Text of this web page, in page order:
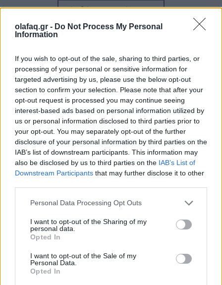
olafaq.gr - Do Not Process My Personal
Information
If you wish to opt-out of the sale, sharing to third parties, or
processing of your personal or sensitive information for
targeted advertising by us, please use the below opt-out
section to confirm your selection. Please note that after your
opt-out request is processed you may continue seeing
interest-based ads based on personal information utilized by
us or personal information disclosed to third parties prior to
your opt-out. You may separately opt-out of the further
disclosure of your personal information by third parties on the
IAB’s list of downstream participants. This information may
also be disclosed by us to third parties on the IAB’s List of
Downstream Participants that may further disclose it to other
Personal Data Processing Opt Outs
I want to opt-out of the Sharing of my
personal data.
Opted In
I want to opt-out of the Sale of my
Personal Data.
Opted In
Διαβάστε περισσότερα→
Δημοσιεύθηκε σεΤέχνη| TaggedΝίκος Ξυλούρης
Δείτε επίσης